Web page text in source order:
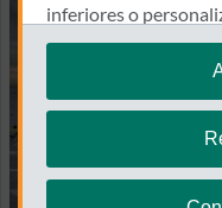
inferiores o
en"configurar
Te recordamos que
cookies en cualquier